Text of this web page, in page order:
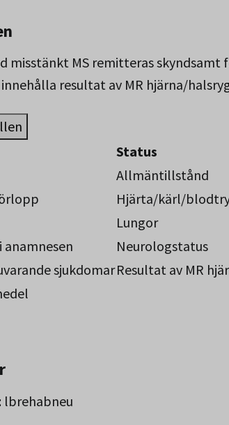
misstänkt MS remitteras
innehålla resultat av MR hjärna/
Status
Allmäntillstånd
Hjärta/kärl/
Lungor
anamnesen
Neurologstatus
sjukdomarResultat av MR
lbrehabneu